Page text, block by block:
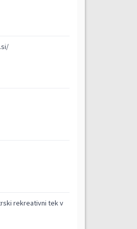
rekreativni tek v